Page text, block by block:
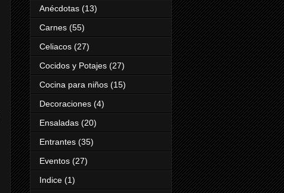
Anécdotas (13)
Carnes (55)
Celiacos (27)
Cocidos y Potajes (27)
Cocina para niños (15)
Decoraciones (4)
Ensaladas (20)
Entrantes (35)
Eventos (27)
Indice (1)